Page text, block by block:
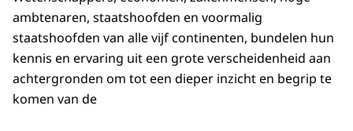
ambtenaren, staatshoofden en voormalig
staatshoofden van alle vijf continenten, bundelen hun
kennis en ervaring uit een grote verscheidenheid aan
achtergronden om tot een dieper inzicht en begrip te
komen van de